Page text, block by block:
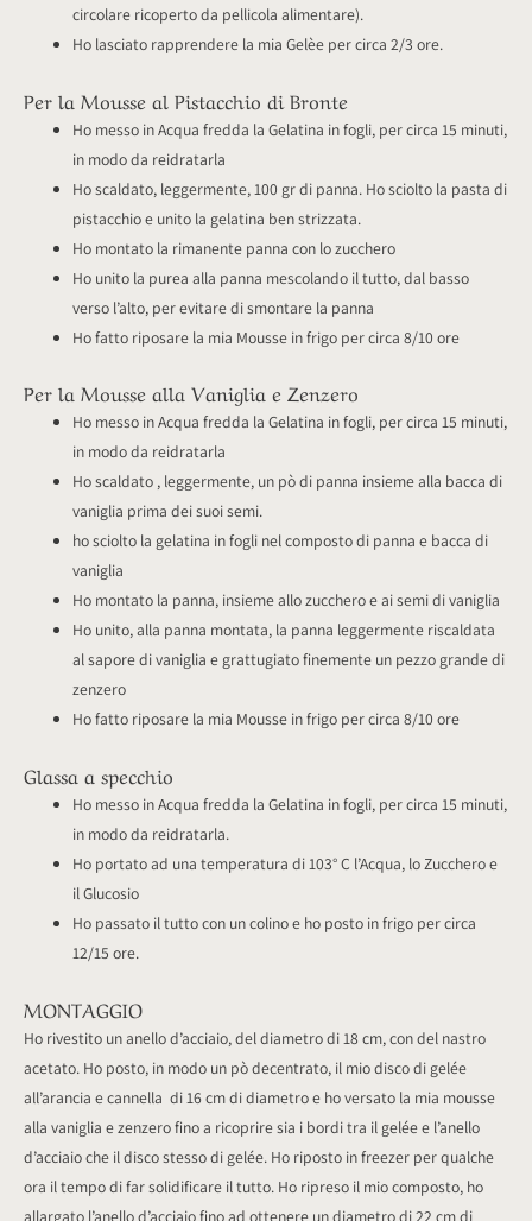
circolare ricoperto da pellicola alimentare).
Ho lasciato rapprendere la mia Gelèe per circa 2/3 ore.
Per la Mousse al Pistacchio di Bronte
Ho messo in Acqua fredda la Gelatina in fogli, per circa 15 minuti,
in modo da reidratarla
Ho scaldato, leggermente, 100 gr di panna. Ho sciolto la pasta di
pistacchio e unito la gelatina ben strizzata.
Ho montato la rimanente panna con lo zucchero
Ho unito la purea alla panna mescolando il tutto, dal basso
verso l’alto, per evitare di smontare la panna
Ho fatto riposare la mia Mousse in frigo per circa 8/10 ore
Per la Mousse alla Vaniglia e Zenzero
Ho messo in Acqua fredda la Gelatina in fogli, per circa 15 minuti,
in modo da reidratarla
Ho scaldato , leggermente, un pò di panna insieme alla bacca di
vaniglia prima dei suoi semi.
ho sciolto la gelatina in fogli nel composto di panna e bacca di
vaniglia
Ho montato la panna, insieme allo zucchero e ai semi di vaniglia
Ho unito, alla panna montata, la panna leggermente riscaldata
al sapore di vaniglia e grattugiato finemente un pezzo grande di
zenzero
Ho fatto riposare la mia Mousse in frigo per circa 8/10 ore
Glassa a specchio
Ho messo in Acqua fredda la Gelatina in fogli, per circa 15 minuti,
in modo da reidratarla.
Ho portato ad una temperatura di 103° C l’Acqua, lo Zucchero e
il Glucosio
Ho passato il tutto con un colino e ho posto in frigo per circa
12/15 ore.
MONTAGGIO
Ho rivestito un anello d’acciaio, del diametro di 18 cm, con del nastro
acetato. Ho posto, in modo un pò decentrato, il mio disco di gelée
all’arancia e cannella di 16 cm di diametro e ho versato la mia mousse
alla vaniglia e zenzero fino a ricoprire sia i bordi tra il gelée e l’anello
d’acciaio che il disco stesso di gelée. Ho riposto in freezer per qualche
ora il tempo di far solidificare il tutto. Ho ripreso il mio composto, ho
allargato l’anello d’acciaio fino ad ottenere un diametro di 22 cm di